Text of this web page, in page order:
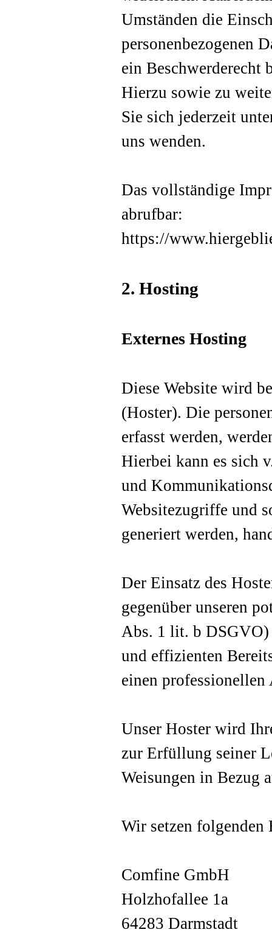
Umständen die
personenbezogenen
ein Beschwerderecht
Hierzu sowie zu
Sie sich jederzeit
uns wenden.
Das vollständige
abrufbar:
https://
2. Hosting
Externes Hosting
Diese Website wird
(Hoster). Die
erfasst werden,
Hierbei kann es sich
und
Websitezugriffe und
generiert werden,
Der Einsatz des
gegenüber unseren
Abs. 1 lit. b DSGVO)
und effizienten
einen
Unser Hoster wird
zur Erfüllung seiner
Weisungen in Bezug
Wir setzen folgenden
Comfine GmbH
Holzhofallee 1a
64283 Darmstadt